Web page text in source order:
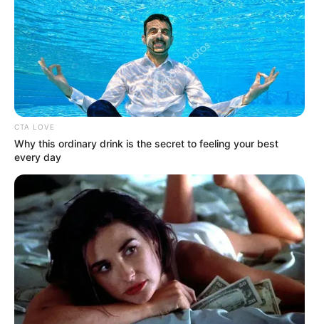
Posted
in
Friss hírek
Elindult a vizsgálat Lázár János
alapítványa ellen: cégeket,
ménesbirtokot és több mint ezer
ingatlant vehet vissza az állam
bySzerző May 22, 2026
CTA LOVE
Why this ordinary drink is the secret to feeling your best
every day